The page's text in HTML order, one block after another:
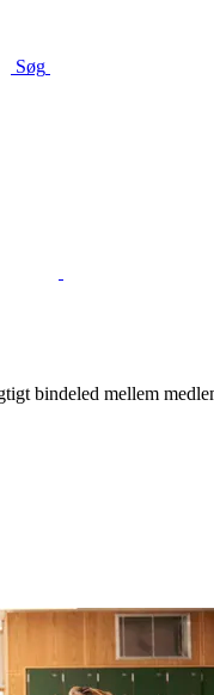
Søg
bindeled mellem